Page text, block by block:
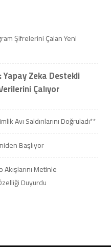
Şifrelerini Çalan Yeni
Yapay Zeka Destekli
Çalıyor
Avı Saldırılarını Doğruladı**
Başlıyor
Akışlarını Metinle
Duyurdu